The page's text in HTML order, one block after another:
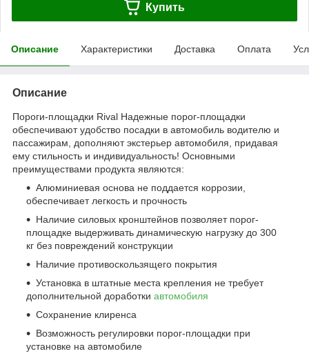
Купить
Описание Характеристики Доставка Оплата
Описание
Пороги-площадки Rival Надежные порог-площадки
обеспечивают удобство посадки в автомобиль водителю и
пассажирам, дополняют экстерьер автомобиля, придавая
ему стильность и индивидуальность! Основными
преимуществами продукта являются:
Алюминиевая основа не поддается коррозии,
обеспечивает легкость и прочность
Наличие силовых кронштейнов позволяет порог-
площадке выдерживать динамическую нагрузку до 300
кг без повреждений конструкции
Наличие противоскользящего покрытия
Установка в штатные места крепления не требует
дополнительной доработки автомобиля
Сохранение клиренса
Возможность регулировки порог-площадки при
установке на автомобиле